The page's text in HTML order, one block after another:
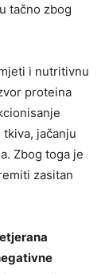
tačno zbog
i nutritivnu
proteina
jačanju
Zbog toga je
zasitan